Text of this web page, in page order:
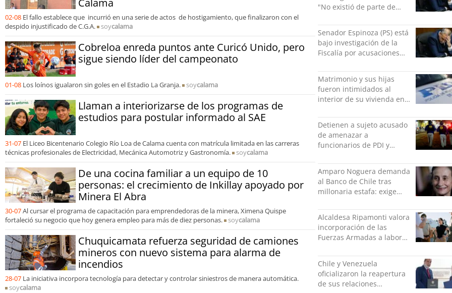
Calama
02-08 El fallo establece que incurrió en una serie de actos de hostigamiento, que finalizaron con el
despido injustificado de C.G.A.
soycalama
Cobreloa enreda puntos ante Curicó Unido, pero
sigue siendo líder del campeonato
01-08 Los loínos igualaron sin goles en el Estadio La Granja. soycalama
Llaman a interiorizarse de los programas de
estudios para postular informado al SAE
31-07 El Liceo Bicentenario Colegio Río Loa de Calama cuenta con matrícula limitada en las carreras
técnicas profesionales de Electricidad, Mecánica Automotriz y Gastronomía.
soycalama
De una cocina familiar a un equipo de 10
personas: el crecimiento de Inkillay apoyado por
Minera El Abra
30-07Al cursar el programa de capacitación para emprendedoras de la minera, Ximena Quispe
fortaleció su negocio que hoy genera empleo para más de diez personas.
soycalama
Chuquicamata refuerza seguridad de camiones
mineros con nuevo sistema para alarma de
incendios
28-07 La iniciativa incorpora tecnología para detectar y controlar siniestros de manera automática.
soycalama
"No existió de parte de
violencia física ni verbal"
Senador Espinoza (PS) está
bajo investigación de la
Fiscalía por acusaciones
su pareja
Matrimonio y sus hijas
fueron intimidados al
interior de su vivienda en
Detienen a sujeto acusado
de amenazar a
funcionarios de PDI y
Verde
Amparo Noguera demanda
al Banco de Chile tras
millonaria estafa: exige
Alcaldesa Ripamonti valora
incorporación de las
Fuerzas Armadas a labores
“responsabilidad política”
Chile y Venezuela
oficializaron la reapertura
de sus relaciones